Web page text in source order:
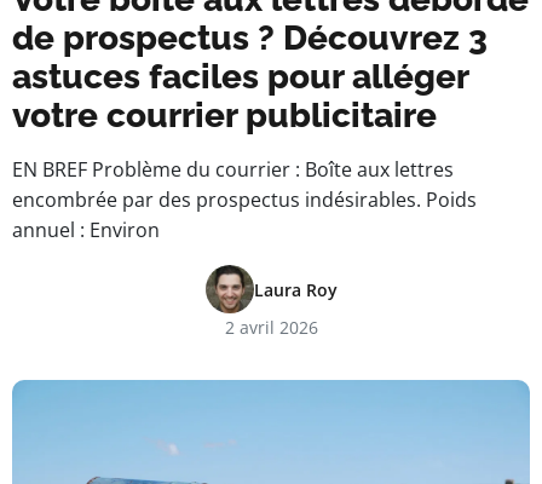
de prospectus ? Découvrez 3
astuces faciles pour alléger
votre courrier publicitaire
EN BREF Problème du courrier : Boîte aux lettres
encombrée par des prospectus indésirables. Poids
annuel : Environ
Laura Roy
2 avril 2026